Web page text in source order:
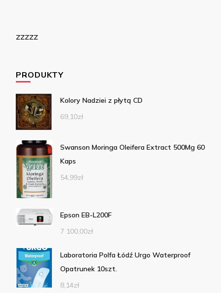
zzzzz
PRODUKTY
Kolory Nadziei z płytą CD
69,10zł
Swanson Moringa Oleifera Extract 500Mg 60
Kaps
54,99zł
Epson EB-L200F
7 100,00zł
Laboratoria Polfa Łódź Urgo Waterproof
Opatrunek 10szt.
8,14zł